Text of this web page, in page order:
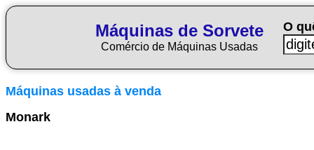
Máquinas de Sorvete
Comércio de Máquinas Usadas
O
Máquinas usadas à venda
Monark